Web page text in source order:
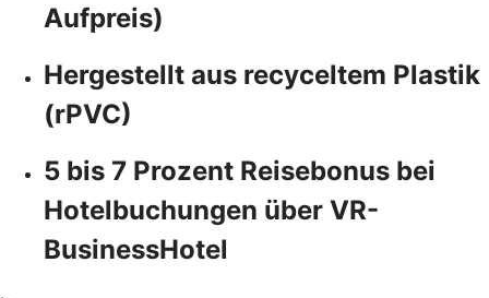
Aufpreis)
Hergestellt aus recyceltem Plastik
(rPVC)
5 bis 7 Prozent Reisebonus bei
Hotelbuchungen über VR-
BusinessHotel